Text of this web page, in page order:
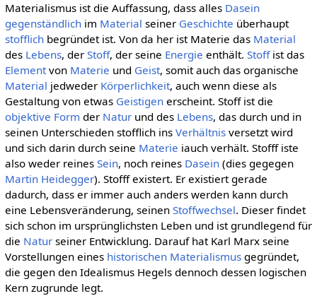
Materialismus ist die Auffassung, dass alles Dasein
gegenständlichim Material seiner Geschichte überhaupt
stofflichbegründet ist. Von da her ist Materie das Material
des Lebens, der Stoff, der seine Energie enthält. Stoffist das
Elementvon Materie und Geist, somit auch das organische
Material jedweder Körperlichkeit, auch wenn diese als
Gestaltung von etwas Geistigenerscheint. Stoff ist die
objektive Form der Naturund des Lebens, das durch und in
seinen Unterschieden stofflich ins Verhältnisversetzt wird
und sich darin durch seine Materie iauch verhält. Stofff iste
also weder reines Sein, noch reines Dasein(dies gegegen
Martin Heidegger). Stofff existert. Er existiert gerade
dadurch, dass er immer auch anders werden kann durch
eine Lebensveränderung, seinen Stoffwechsel. Dieser findet
sich schon im ursprünglichsten Leben und ist grundlegend für
die Naturseiner Entwicklung. Darauf hat Karl Marx seine
Vorstellungen eines historischen Materialismusgegründet,
die gegen den Idealismus Hegels dennoch dessen logischen
Kern zugrunde legt.